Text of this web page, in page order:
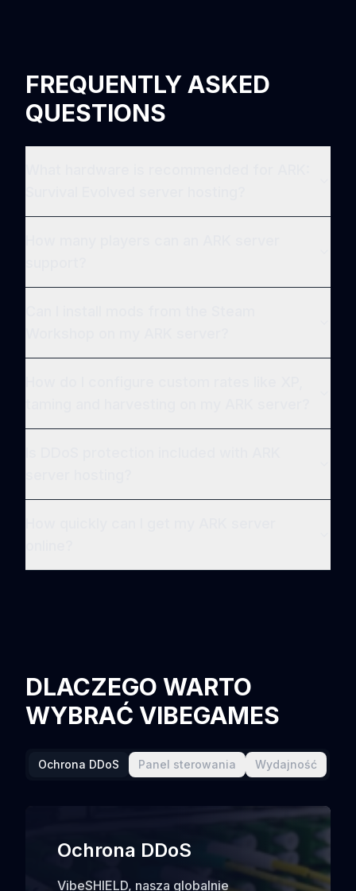
FREQUENTLY ASKED
QUESTIONS
DLACZEGO WARTO
WYBRAĆ VIBEGAMES
Ochrona DDoS Panel sterowania Wydajność
Ochrona DDoS
VibeSHIELD, nasza globalnie